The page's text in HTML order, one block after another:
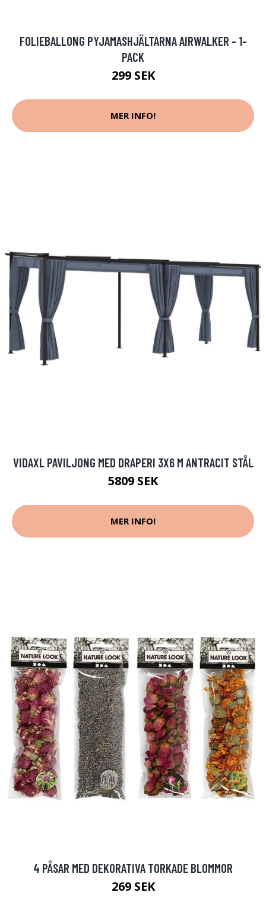
FOLIEBALLONG PYJAMASHJÄLTARNA AIRWALKER - 1-
PACK
299 SEK
MER INFO!
VIDAXL PAVILJONG MED DRAPERI 3X6 M ANTRACIT STÅL
5809 SEK
MER INFO!
4 PÅSAR MED DEKORATIVA TORKADE BLOMMOR
269 SEK